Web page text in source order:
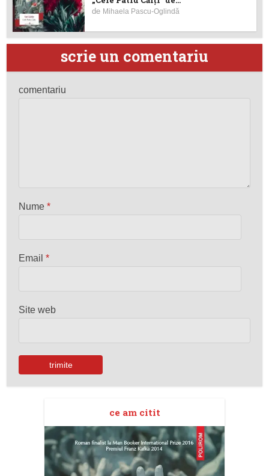
de Mihaela Pascu-Oglindă
scrie un comentariu
comentariu
Nume*
Email*
Site web
ce am citit